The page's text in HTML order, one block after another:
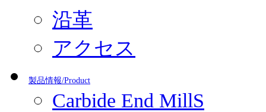
沿革
アクセス
製品情報/Product
Carbide End MillS